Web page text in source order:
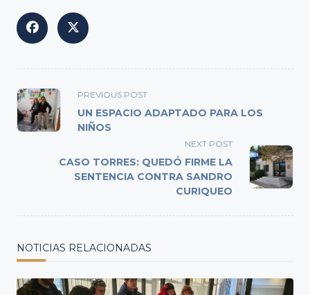
<span
class="nav-
subtitle
text">Page</span>
PREVIOUS POST
UN ESPACIO ADAPTADO PARA LOS
NIÑOS
NEXT POST
CASO TORRES: QUEDÓ FIRME LA
SENTENCIA CONTRA SANDRO
CURIQUEO
NOTICIAS RELACIONADAS